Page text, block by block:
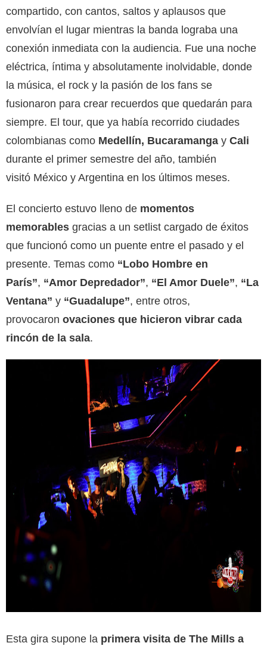
compartido, con cantos, saltos y aplausos que
envolvían el lugar mientras la banda lograba una
conexión inmediata con la audiencia. Fue una noche
eléctrica, íntima y absolutamente inolvidable, donde
la música, el rock y la pasión de los fans se
fusionaron para crear recuerdos que quedarán para
siempre. El tour, que ya había recorrido ciudades
colombianas como Medellín, Bucaramanga y Cali
durante el primer semestre del año, también
visitó México y Argentina en los últimos meses.
El concierto estuvo lleno de momentos
memorables gracias a un setlist cargado de éxitos
que funcionó como un puente entre el pasado y el
presente. Temas como “Lobo Hombre en
París”, “Amor Depredador”, “El Amor Duele”, “La
Ventana” y “Guadalupe”, entre otros,
provocaron ovaciones que hicieron vibrar cada
rincón de la sala.
Esta gira supone la primera visita de The Mills a